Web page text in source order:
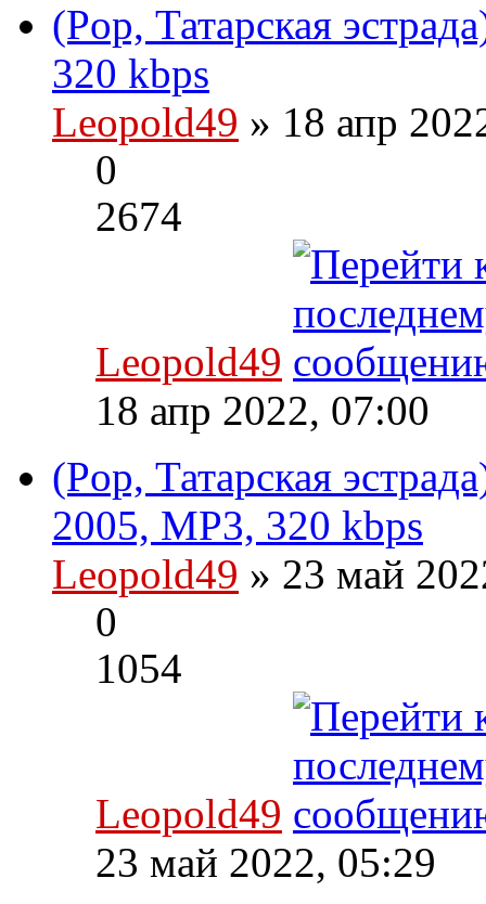
(Pop, Татарская
320 kbps
Leopold49 » 18 апр
0
2674
Leopold49
18 апр 2022, 07:00
(Pop, Татарская
2005, MP3, 320 kbps
Leopold49 » 23 май
0
1054
Leopold49
23 май 2022, 05:29